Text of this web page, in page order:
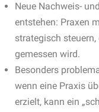
Neue Nachweis-
entstehen: Praxen
strategisch
gemessen wird.
Besonders
wenn eine Praxis
erzielt, kann ein